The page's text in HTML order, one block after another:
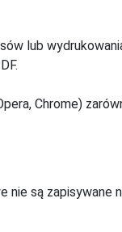
lub
Chrome)
nie są zapisywane